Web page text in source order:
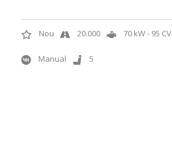
Nou 20.000 70 kW - 95 CV
Manual 5